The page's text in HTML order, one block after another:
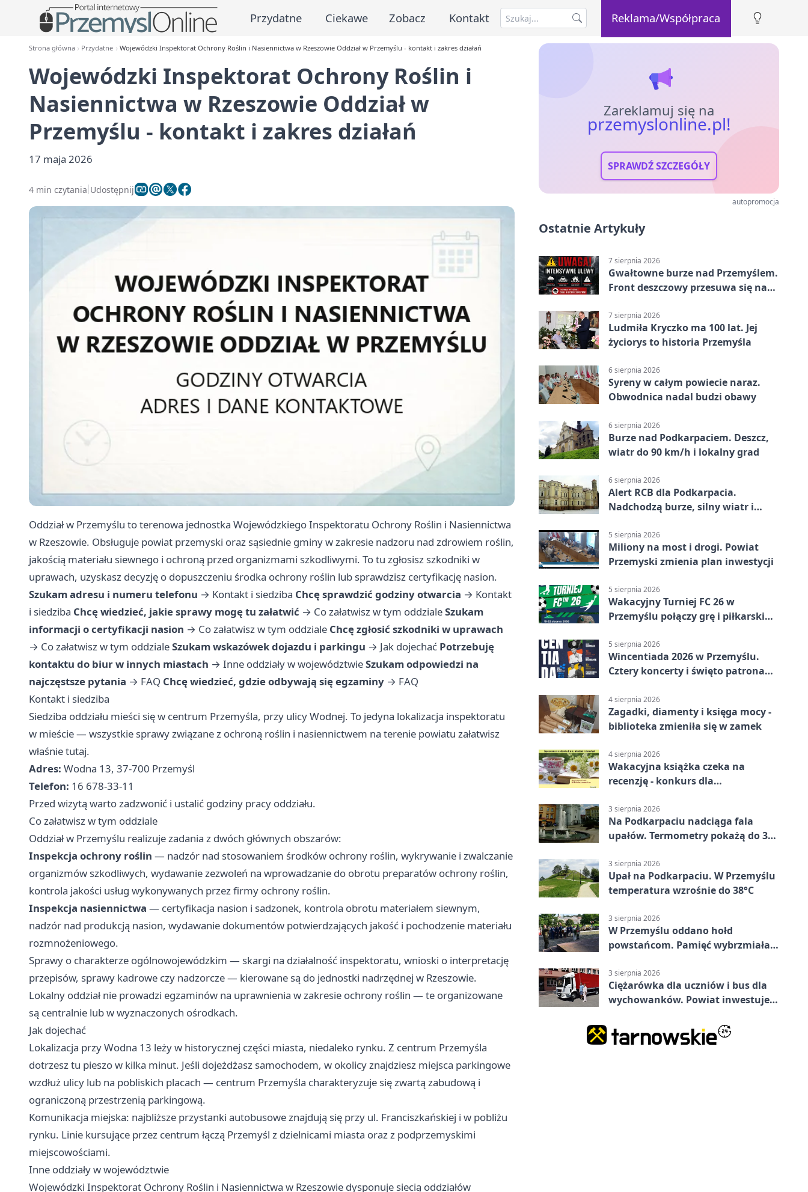
Przydatne Ciekawe Zobacz Kontakt Reklama/Współpraca
Strona główna Przydatne Wojewódzki Inspektorat Ochrony Roślin i Nasiennictwa w Rzeszowie Oddział w Przemyślu - kontakt i zakres działań
Wojewódzki Inspektorat Ochrony Roślin i
Nasiennictwa w Rzeszowie Oddział w
Przemyślu - kontakt i zakres działań
17 maja 2026
4 min czytania Udostępnij
Oddział w Przemyślu to terenowa jednostka Wojewódzkiego Inspektoratu Ochrony Roślin i Nasiennictwa
w Rzeszowie. Obsługuje powiat przemyski oraz sąsiednie gminy w zakresie nadzoru nad zdrowiem roślin,
jakością materiału siewnego i ochroną przed organizmami szkodliwymi. To tu zgłosisz szkodniki w
uprawach, uzyskasz decyzję o dopuszczeniu środka ochrony roślin lub sprawdzisz certyfikację nasion.
Szukam adresu i numeru telefonu → Kontakt i siedziba Chcę sprawdzić godziny otwarcia → Kontakt
i siedziba Chcę wiedzieć, jakie sprawy mogę tu załatwić → Co załatwisz w tym oddzialeSzukam
informacji o certyfikacji nasion → Co załatwisz w tym oddziale Chcę zgłosić szkodniki w uprawach
→ Co załatwisz w tym oddzialeSzukam wskazówek dojazdu i parkingu → Jak dojechać Potrzebuję
kontaktu do biur w innych miastach → Inne oddziały w województwieSzukam odpowiedzi na
najczęstsze pytania → FAQ Chcę wiedzieć, gdzie odbywają się egzaminy → FAQ
Kontakt i siedziba
Siedziba oddziału mieści się w centrum Przemyśla, przy ulicy Wodnej. To jedyna lokalizacja inspektoratu
w mieście — wszystkie sprawy związane z ochroną roślin i nasiennictwem na terenie powiatu załatwisz
właśnie tutaj.
Adres: Wodna 13, 37-700 Przemyśl
Telefon: 16 678-33-11
Przed wizytą warto zadzwonić i ustalić godziny pracy oddziału.
Co załatwisz w tym oddziale
Oddział w Przemyślu realizuje zadania z dwóch głównych obszarów:
Inspekcja ochrony roślin — nadzór nad stosowaniem środków ochrony roślin, wykrywanie i zwalczanie
organizmów szkodliwych, wydawanie zezwoleń na wprowadzanie do obrotu preparatów ochrony roślin,
kontrola jakości usług wykonywanych przez firmy ochrony roślin.
Inspekcja nasiennictwa — certyfikacja nasion i sadzonek, kontrola obrotu materiałem siewnym,
nadzór nad produkcją nasion, wydawanie dokumentów potwierdzających jakość i pochodzenie materiału
rozmnożeniowego.
Sprawy o charakterze ogólnowojewódzkim — skargi na działalność inspektoratu, wnioski o interpretację
przepisów, sprawy kadrowe czy nadzorcze — kierowane są do jednostki nadrzędnej w Rzeszowie.
Lokalny oddział nie prowadzi egzaminów na uprawnienia w zakresie ochrony roślin — te organizowane
są centralnie lub w wyznaczonych ośrodkach.
Jak dojechać
Lokalizacja przy Wodna 13 leży w historycznej części miasta, niedaleko rynku. Z centrum Przemyśla
dotrzesz tu pieszo w kilka minut. Jeśli dojeżdżasz samochodem, w okolicy znajdziesz miejsca parkingowe
wzdłuż ulicy lub na pobliskich placach — centrum Przemyśla charakteryzuje się zwartą zabudową i
ograniczoną przestrzenią parkingową.
Komunikacja miejska: najbliższe przystanki autobusowe znajdują się przy ul. Franciszkańskiej i w pobliżu
rynku. Linie kursujące przez centrum łączą Przemyśl z dzielnicami miasta oraz z podprzemyskimi
miejscowościami.
Inne oddziały w województwie
Wojewódzki Inspektorat Ochrony Roślin i Nasiennictwa w Rzeszowie dysponuje siecią oddziałów
Zareklamuj się na
przemyslonline.pl!
SPRAWDŹ SZCZEGÓŁY
autopromocja
Ostatnie Artykuły
7 sierpnia 2026
Gwałtowne burze nad Przemyślem.
Front deszczowy przesuwa się na
7 sierpnia 2026
Ludmiła Kryczko ma 100 lat. Jej
życiorys to historia Przemyśla
6 sierpnia 2026
Syreny w całym powiecie naraz.
Obwodnica nadal budzi obawy
6 sierpnia 2026
Burze nad Podkarpaciem. Deszcz,
wiatr do 90 km/h i lokalny grad
6 sierpnia 2026
Alert RCB dla Podkarpacia.
Nadchodzą burze, silny wiatr i
5 sierpnia 2026
Miliony na most i drogi. Powiat
Przemyski zmienia plan inwestycji
5 sierpnia 2026
Wakacyjny Turniej FC 26 w
Przemyślu połączy grę i piłkarski
5 sierpnia 2026
Wincentiada 2026 w Przemyślu.
Cztery koncerty i święto patrona
4 sierpnia 2026
Zagadki, diamenty i księga mocy -
biblioteka zmieniła się w zamek
4 sierpnia 2026
Wakacyjna książka czeka na
recenzję - konkurs dla
3 sierpnia 2026
Na Podkarpaciu nadciąga fala
upałów. Termometry pokażą do 36
3 sierpnia 2026
Upał na Podkarpaciu. W Przemyślu
temperatura wzrośnie do 38°C
3 sierpnia 2026
W Przemyślu oddano hołd
powstańcom. Pamięć wybrzmiała
3 sierpnia 2026
Ciężarówka dla uczniów i bus dla
wychowanków. Powiat inwestuje